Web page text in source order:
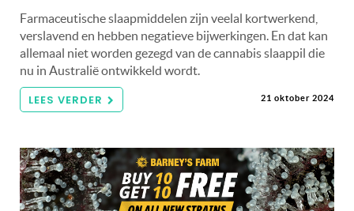
Farmaceutische slaapmiddelen zijn veelal kortwerkend,
verslavend en hebben negatieve bijwerkingen. En dat kan
allemaal niet worden gezegd van de cannabis slaappil die
nu in Australië ontwikkeld wordt.
LEES VERDER 21 oktober 2024